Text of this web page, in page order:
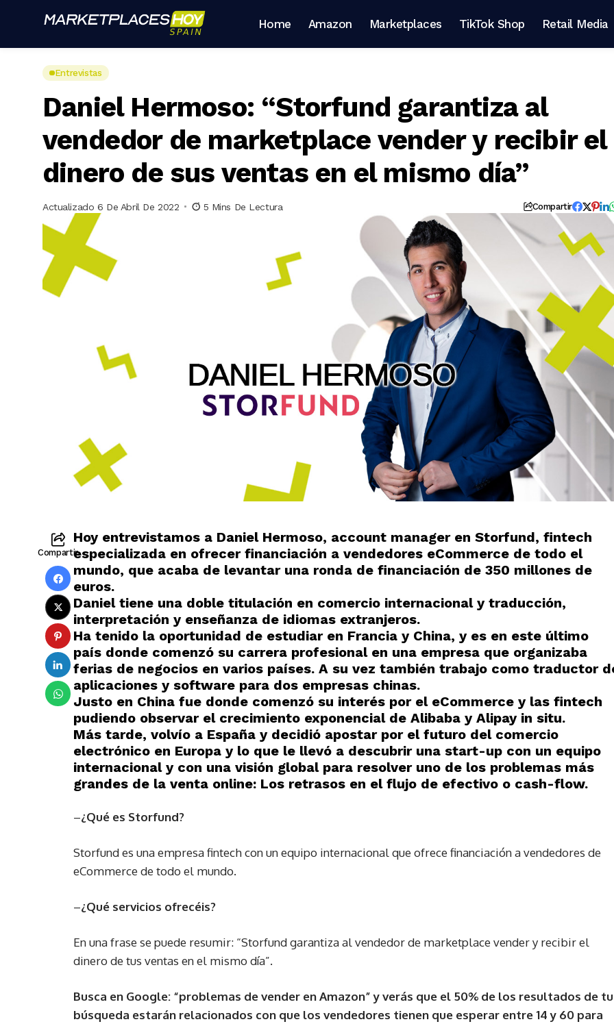
Home Amazon Marketplaces TikTok Shop Retail Media
Entrevistas
Daniel Hermoso: “Storfund garantiza al
vendedor de marketplace vender y recibir el
dinero de sus ventas en el mismo día”
Actualizado 6 De Abril De 2022 5 Mins De Lectura Compartir
Compartir
Hoy entrevistamos a Daniel Hermoso, account manager en Storfund, fintech
especializada en ofrecer financiación a vendedores eCommerce de todo el
mundo, que acaba de levantar una ronda de financiación de 350 millones de
euros.
Daniel tiene una doble titulación en comercio internacional y traducción,
interpretación y enseñanza de idiomas extranjeros.
Ha tenido la oportunidad de estudiar en Francia y China, y es en este último
país donde comenzó su carrera profesional en una empresa que organizaba
ferias de negocios en varios países. A su vez también trabajo como traductor
aplicaciones y software para dos empresas chinas.
Justo en China fue donde comenzó su interés por el eCommerce y las fintech
pudiendo observar el crecimiento exponencial de Alibaba y Alipay in situ.
Más tarde, volvío a España y decidió apostar por el futuro del comercio
electrónico en Europa y lo que le llevó a descubrir una start-up con un equipo
internacional y con una visión global para resolver uno de los problemas más
grandes de la venta online: Los retrasos en el flujo de efectivo o cash-flow.
–¿Qué es Storfund?
Storfund es una empresa fintech con un equipo internacional que ofrece financiación a vendedores de
eCommerce de todo el mundo.
–¿Qué servicios ofrecéis?
En una frase se puede resumir: “Storfund garantiza al vendedor de marketplace vender y recibir el
dinero de tus ventas en el mismo día”.
Busca en Google: “problemas de vender en Amazon” y verás que el 50% de los resultados de tu
búsqueda estarán relacionados con que los vendedores tienen que esperar entre 14 y 60 para